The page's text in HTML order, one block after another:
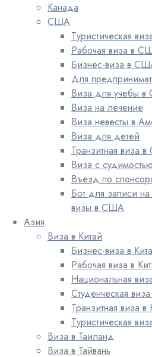
Канада
США
Туристическая
Рабочая виза в
Бизнес-виза в
Для
Виза для учебы
Виза на лечение
Виза невесты в
Виза для детей
Транзитная виза
Виза с
Въезд по
Бот для записи
визы в США
Азия
Виза в Китай
Бизнес-виза в
Рабочая виза в
Национальная
Студенческая
Транзитная виза в
Туристическая
Виза в Таиланд
Виза в Тайвань